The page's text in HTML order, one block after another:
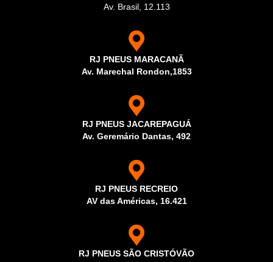
Av. Brasil, 12.113
RJ PNEUS MARACANÃ
Av. Marechal Rondon,1853
RJ PNEUS JACAREPAGUÁ
Av. Geremário Dantas, 492
RJ PNEUS RECREIO
AV das Américas, 16.421
RJ PNEUS SÃO CRISTÓVÃO